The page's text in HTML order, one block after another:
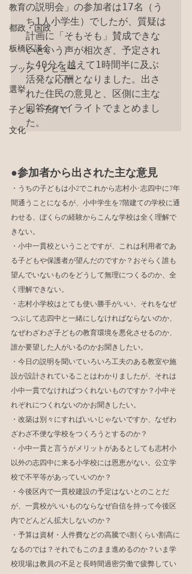
教育
都政・国政
板橋区議会
ブック・レビュー
選挙
子ども・子育て
文化
の説明会」の参加者は17名（う
ち1人小学生）でしたが、質疑は
計画に「そもそも」賛成できな
いという声が相次ぎ、予定され
た40分を越えて1時間半に及ぶ
活発な応酬となりました。出さ
れた住民の意見と、区側に主な
回答をハイライトでまとめまし
た。
●参加者から出された主な意見
・うちの子どもは小2でこれから志村小･志四中に7年
間通うことになるが、小中学生を7階建ての学校に通
わせる、ぼくらの経験からこんな学校は全く理解で
きない。
・小中一貫校ということですが、これは利用者であ
る子どもや保護者が望んだのですか？おそらく誰も
望んでいないものをどうして無理につくるのか、全
く理解できない。
・志村小学校はとても使い勝手がいい、それをなぜ
つぶして志四中と一緒にしなければならないのか、
なぜわざわざ子どもの教育環境を悪化させるのか、
誰か要望した人がいるのかお聞きしたい。
・今日の説明を聞いていろいろ工夫のある教室や施
設が設計されていることはわかりましたが、それは
小中一貫でなければつくれないものですか？小中そ
れぞれにつくれないのかお聞きしたい。
・改築は別々にすればいいじゃないですか、なぜわ
ざわざ不便な学校をつくろうとするのか？
・小中一貫と言うがメリットがあるとしても志村小
以外の志四中に来る小学校には恩恵がない。公立学
校で不平等があっていいのか？
・今後区内で一貫校建設の予定はないとのことだ
が、一貫校がいいものならなぜ自信を持って今後区
内でどんどん拡大しないのか？
・予算は資材・人件費などの高騰で4割くらい割高に
なるのでは？それでもこのまま進めるのか？いま学
校現場は教員の不足と長時間過密労働で疲弊してい